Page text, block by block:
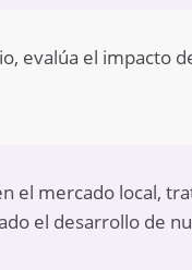
evalúa el impacto
el mercado local,
el desarrollo de